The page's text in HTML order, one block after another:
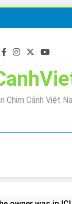
Chim Cảnh Việt